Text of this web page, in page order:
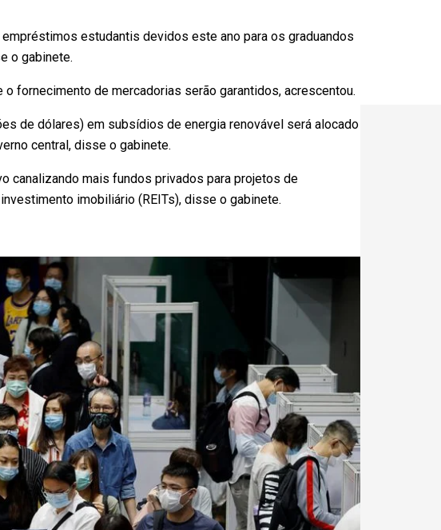
estudantis devidos este ano para os graduandos
o gabinete.
fornecimento de mercadorias serão garantidos, acrescentou.
de dólares) em subsídios de energia renovável será alocado
central, disse o gabinete.
canalizando mais fundos privados para projetos de
imobiliário (REITs), disse o gabinete.